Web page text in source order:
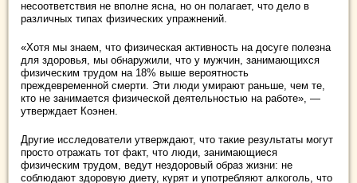
несоответствия не вполне ясна, но он полагает, что дело в
различных типах физических упражнений.
«Хотя мы знаем, что физическая активность на досуге полезна
для здоровья, мы обнаружили, что у мужчин, занимающихся
физическим трудом на 18% выше вероятность
преждевременной смерти. Эти люди умирают раньше, чем те,
кто не занимается физической деятельностью на работе», —
утверждает Коэнен.
Другие исследователи утверждают, что такие результаты могут
просто отражать тот факт, что люди, занимающиеся
физическим трудом, ведут нездоровый образ жизни: не
соблюдают здоровую диету, курят и употребляют алкоголь, что